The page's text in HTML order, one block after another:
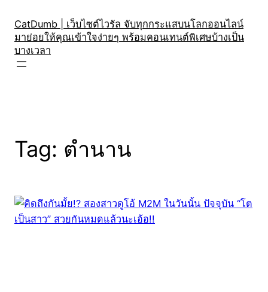
content
CatDumb | เว็บไซต์ไวรัล จับทุกกระแสบนโลกออนไลน์
มาย่อยให้คุณเข้าใจง่ายๆ พร้อมคอนเทนต์พิเศษบ้างเป็น
บางเวลา
Tag: ตำนาน